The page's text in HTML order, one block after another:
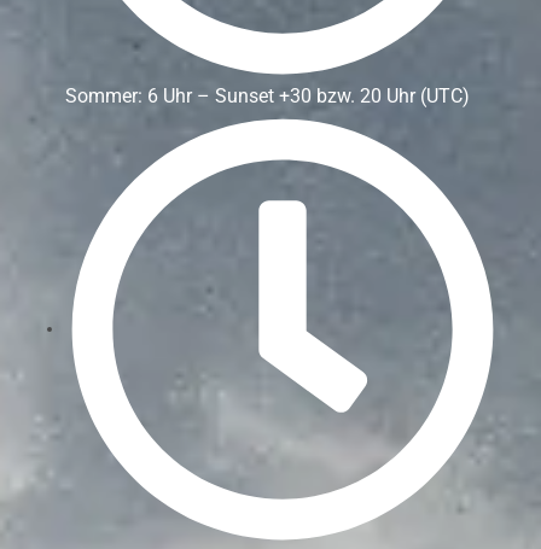
Sommer: 6 Uhr – Sunset +30 bzw. 20 Uhr (UTC)